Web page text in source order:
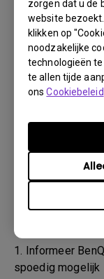
zorgen dat u de
website
klikken op
noodzakelijke
technologieën
te allen tijde
onsCookiebeleid
Het BenQ Team
het probleem
product defect
bijstaat, is
er een RMA-
uitgegeven.U
tenzij u
van BenQ en
BenQ Service-
fysieke schade,
volgende
Dit zal ons
1. Informeer
spoedig mogelijk